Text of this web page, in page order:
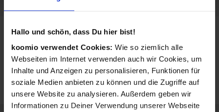
Hallo und schön, dass Du hier bist!
koomio verwendet Cookies: Wie so ziemlich alle
Webseiten im Internet verwenden auch wir Cookies, um
Inhalte und Anzeigen zu personalisieren, Funktionen für
soziale Medien anbieten zu können und die Zugriffe auf
unsere Website zu analysieren. Außerdem geben wir
Informationen zu Deiner Verwendung unserer Webseite
Dieses Geschäft hat noch keine Bewertungen.
Jetzt eigenen Erfahrungsbericht schreiben